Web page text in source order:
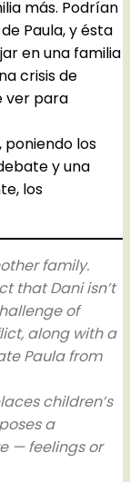
más. Podrían
Paula, y ésta
en una familia
crisis de
ver para
poniendo los
y una
los
family.
that Dani isn’t
of
along with a
Paula from
children’s
a
— feelings or